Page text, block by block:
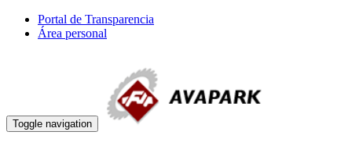
Portal de Transparencia
Área personal
Toggle navigation